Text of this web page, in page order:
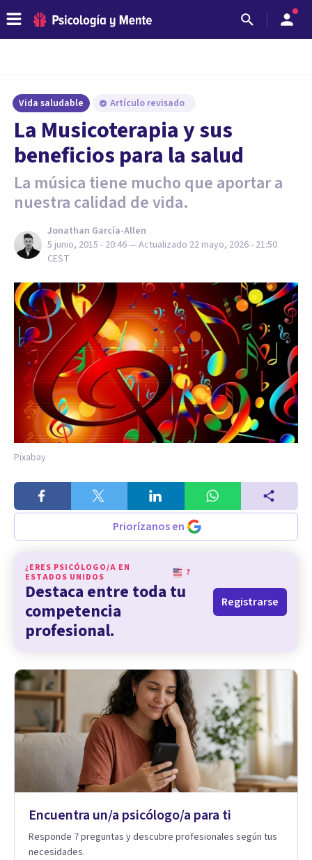
Vida saludable Artículo revisado
​La Musicoterapia y sus
beneficios para la salud
La música tiene mucho que aportar a
nuestra calidad de vida.
Jonathan García-Allen
5 junio, 2015 - 20:46— Actualizado 22 mayo, 2026 - 21:50
CEST
Pixabay
Priorízanos en
¿ERES PSICÓLOGO/A EN
ESTADOS UNIDOS
?
Destaca entre toda tu
competencia
profesional.
Registrarse
Encuentra un/a psicólogo/a para ti
Responde 7 preguntas y descubre profesionales según tus
necesidades.